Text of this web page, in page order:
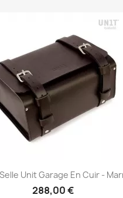
Unit Garage En Cuir -
288,00 €